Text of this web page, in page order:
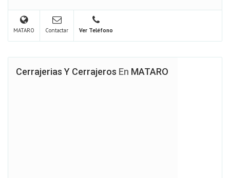
MATARO Contactar Ver Teléfono
Cerrajerias Y Cerrajeros En MATARO